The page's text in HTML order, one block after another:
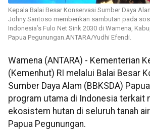
Kepala Balai Besar Konservasi Sumber Daya
Johny Santoso memberikan sambutan pada
Indonesia’s Fulo Net Sink 2030 di Wamena,
Papua Pegunungan.ANTARA/Yudhi Efendi.
Wamena (ANTARA) - Kementerian
(Kemenhut) RI melalui Balai Besar
Sumber Daya Alam (BBKSDA)
program utama di Indonesia terkait
ekosistem hutan di seluruh tanah
Papua Pegunungan.